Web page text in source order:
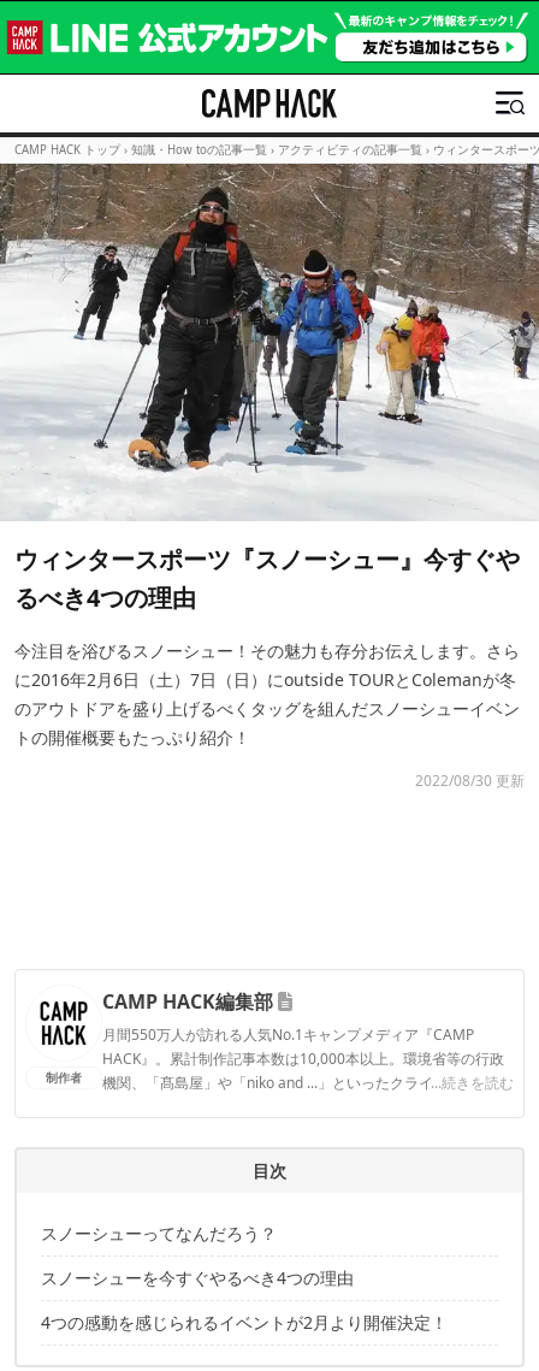
CAMP HACK トップ › 知識・How toの記事一覧 › アクティビティの記事一覧 › ウィンタースポー
ウィンタースポーツ『スノーシュー』今すぐや
るべき4つの理由
今注目を浴びるスノーシュー！その魅力も存分お伝えします。さら
に2016年2月6日（土）7日（日）にoutside TOURとColemanが冬
のアウトドアを盛り上げるべくタッグを組んだスノーシューイベン
トの開催概要もたっぷり紹介！
2022/08/30 更新
制作者
CAMP HACK編集部
月間550万人が訪れる人気No.1キャンプメディア『CAMP
HACK』。累計制作記事本数は10,000本以上。環境省等の行政
機関、「髙島屋」や「niko and ...」といったクライアントとの
...続きを読む
CAMP HACK編集部のプロフィール
目次
スノーシューってなんだろう？
スノーシューを今すぐやるべき4つの理由
4つの感動を感じられるイベントが2月より開催決定！